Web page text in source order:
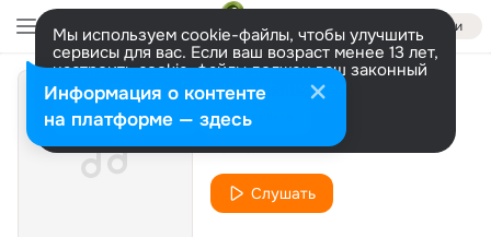
Войти
Мы используем cookie-файлы, чтобы улучшить
сервисы для вас. Если ваш возраст менее 13 лет,
настроить cookie-файлы должен ваш законный
представитель. Больше информации
Разрешить все Настроить
And I Love Her
neznam
Слушать
Информация о контенте
на платформе — здесь